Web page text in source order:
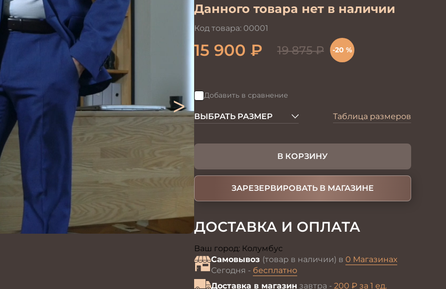
>
Данного товара нет в наличии
Код товара: 00001
15 900 ₽ 19 875₽ -20 %
Добавить в сравнение
ВЫБРАТЬ РАЗМЕР Таблица размеров
В КОРЗИНУ
ЗАРЕЗЕРВИРОВАТЬ В МАГАЗИНЕ
ДОСТАВКА И ОПЛАТА
Ваш город: Колумбус
Самовывоз (товар в наличии) в 0 Магазинах
Сегодня - бесплатно
Доставка в магазин завтра - 200 ₽ за 1 ед.